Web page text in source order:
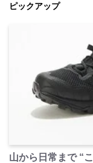
ピックアップ
山から日常まで “